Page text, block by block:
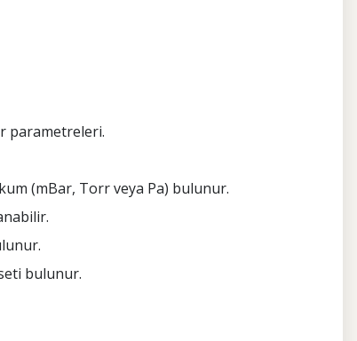
parametreleri.
(mBar, Torr veya Pa) bulunur.
bulunur.